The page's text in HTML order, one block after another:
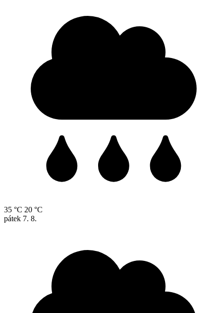
35 °C 20 °C
pátek 7. 8.